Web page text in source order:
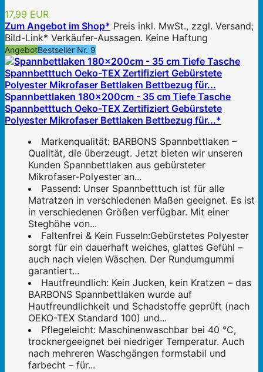
17,99 EUR
Zum Angebot im Shop* Preis inkl. MwSt., zzgl. Versand;
Bild-Link* Verkäufer-Aussagen. Keine Haftung
AngebotBestseller Nr. 9
Spannbettlaken 180x200cm - 35 cm Tiefe Tasche
Spannbetttuch Oeko-TEX Zertifiziert Gebürstete
Polyester Mikrofaser Bettlaken Bettbezug für...*
Markenqualität: BARBONS Spannbettlaken –
Qualität, die überzeugt. Jetzt bieten wir unseren
Kunden Spannbettlaken aus gebürsteter
Mikrofaser-Polyester an...
Passend: Unser Spannbetttuch ist für alle
Matratzen in verschiedenen Maßen geeignet. Es ist
in verschiedenen Größen verfügbar. Mit einer
Steghöhe von...
Faltenfrei & Kein Fusseln:Gebürstetes Polyester
sorgt für ein dauerhaft weiches, glattes Gefühl –
auch nach vielen Wäschen. Der Rundumgummi
garantiert...
Hautfreundlich: Kein Jucken, kein Kratzen – das
BARBONS Spannbettlaken wurde auf
Hautfreundlichkeit und Schadstoffe geprüft (nach
OEKO-TEX Standard 100) und...
Pflegeleicht: Maschinenwaschbar bei 40 °C,
trocknergeeignet bei niedriger Temperatur. Auch
nach mehreren Waschgängen formstabil und
farbecht – für...